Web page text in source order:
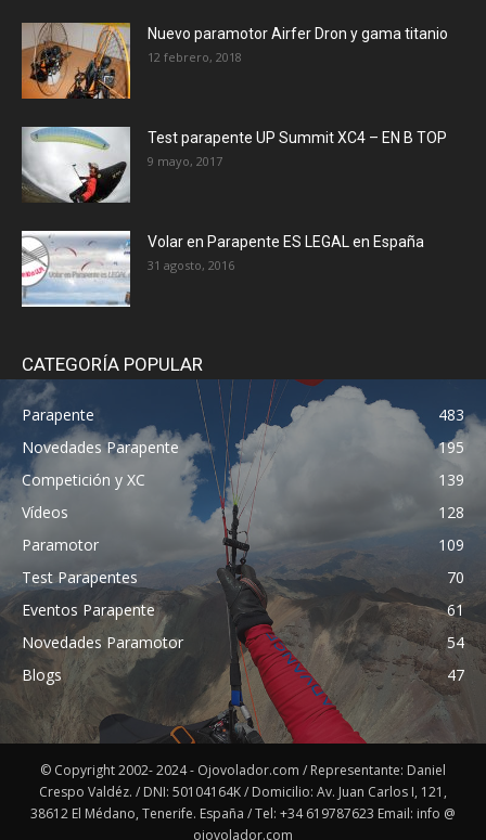
Nuevo paramotor Airfer Dron y gama titanio
12 febrero, 2018
Test parapente UP Summit XC4 – EN B TOP
9 mayo, 2017
Volar en Parapente ES LEGAL en España
31 agosto, 2016
CATEGORÍA POPULAR
Parapente
483
Novedades Parapente
195
Competición y XC
139
Vídeos
128
Paramotor
109
Test Parapentes
70
Eventos Parapente
61
Novedades Paramotor
54
Blogs
47
© Copyright 2002- 2024 - Ojovolador.com / Representante: Daniel
Crespo Valdéz. / DNI: 50104164K / Domicilio: Av. Juan Carlos I, 121,
38612 El Médano, Tenerife. España / Tel: +34 619787623 Email: info @
ojovolador.com